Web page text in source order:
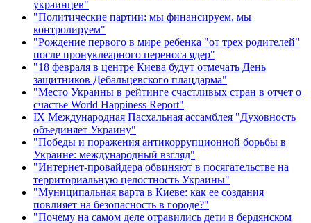
украинцев"
"Политические партии: мы финансируем, мы
контролируем"
"Рождение первого в мире ребенка "от трех родителей"
после пронуклеарного переноса ядер"
"18 февраля в центре Киева будут отмечать День
защитников Дебальцевского плацдарма"
"Место Украины в рейтинге счастливых стран в отчет о
счастье World Happiness Report"
ІХ Международная Пасхальная ассамблея "Духовность
объединяет Украину"
"Победы и поражения антикоррупционной борьбы в
Украине: международный взгляд"
"Интернет-провайдера обвиняют в посягательстве на
территориальную целостность Украины"
"Муниципальная варта в Киеве: как ее создания
повлияет на безопасность в городе?"
"Почему на самом деле отравились дети в бердянском